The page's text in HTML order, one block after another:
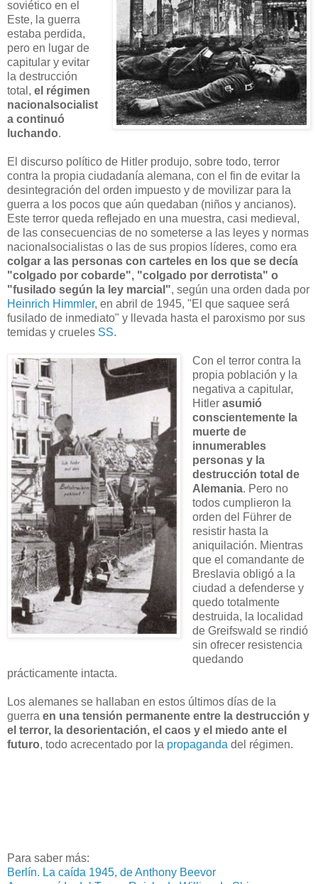
soviético en el
Este, la guerra
estaba perdida,
pero en lugar de
capitular y evitar
la destrucción
total, el régimen
nacionalsocialist
a continuó
luchando.
El discurso político de Hitler produjo, sobre todo, terror
contra la propia ciudadanía alemana, con el fin de evitar la
desintegración del orden impuesto y de movilizar para la
guerra a los pocos que aún quedaban (niños y ancianos).
Este terror queda reflejado en una muestra, casi medieval,
de las consecuencias de no someterse a las leyes y normas
nacionalsocialistas o las de sus propios líderes, como era
colgar a las personas con carteles en los que se decía
"colgado por cobarde", "colgado por derrotista" o
"fusilado según la ley marcial", según una orden dada por
Heinrich Himmler, en abril de 1945, "El que saquee será
fusilado de inmediato" y llevada hasta el paroxismo por sus
temidas y crueles SS.
Con el terror contra la
propia población y la
negativa a capitular,
Hitler asumió
conscientemente la
muerte de
innumerables
personas y la
destrucción total de
Alemania. Pero no
todos cumplieron la
orden del Führer de
resistir hasta la
aniquilación. Mientras
que el comandante de
Breslavia obligó a la
ciudad a defenderse y
quedo totalmente
destruida, la localidad
de Greifswald se rindió
sin ofrecer resistencia
quedando
prácticamente intacta.
Los alemanes se hallaban en estos últimos días de la
guerra en una tensión permanente entre la destrucción y
el terror, la desorientación, el caos y el miedo ante el
futuro, todo acrecentado por la propaganda del régimen.
Para saber más:
Berlín. La caída 1945, de Anthony Beevor